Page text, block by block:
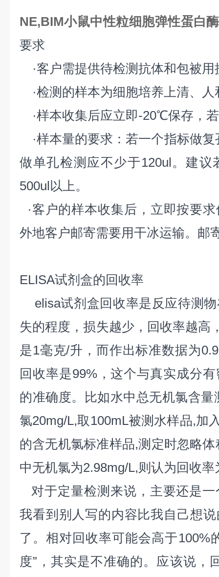
NE,BIM小鼠中性粒细胞弹性蛋白
要求
·客户需提供待检测抗体和包被用
·检测的样本为细胞培养上清、
·样本收集后应立即-20℃保存，
·样本量的要求：若一个指标做
做单孔检测应不少于120ul。建议
500ul以上。
·客户的样本收集后，立即按要
外地客户邮寄需要用干冰运输。邮
ELISA试剂盒的回收率
elisa试剂盒回收率是反应待测
失的程度，损失越少，回收率越高
是1毫克/升，而作出标准数据为
回收率是99%，这个与真实成分
的准确度。比如水中总无机氯含
氯20mg/L,取100mL被测水样品,加
的含无机氯标准样品,测定时忽略
中无机氯为2.98mg/L,则认为回收率
对于定量检测来说，主要还是
我看到别人写的内容比我自己想
了。相对回收率可能会高于100%
度”，其实是不准确的。应该说，